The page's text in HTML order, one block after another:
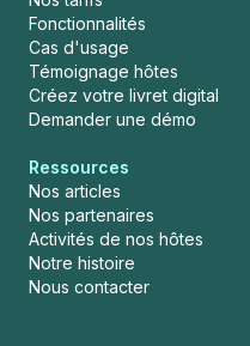
Fonctionnalités
Cas d'usage
Témoignage hôtes
Créez votre livret digital
Demander une démo
Ressources
Nos articles
Nos partenaires
Activités de nos hôtes
Notre histoire
Nous contacter